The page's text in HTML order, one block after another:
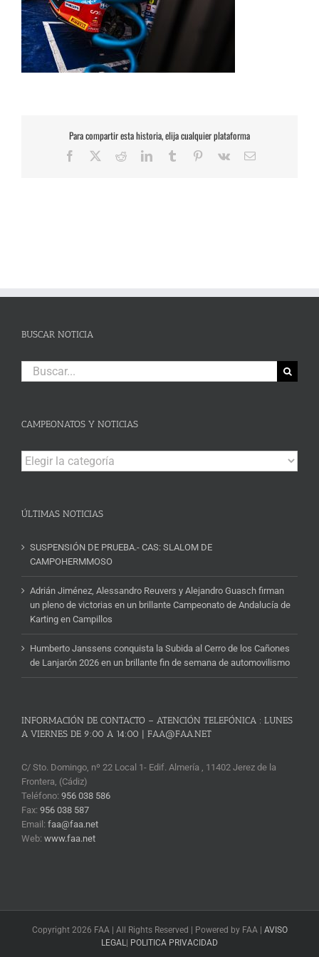
Para compartir esta historia, elija cualquier plataforma
Facebook RedditLinkedInTumblr Pinterest
Vk
Correo
BUSCAR NOTICIA
Buscar:
CAMPEONATOS Y NOTICIAS
Campeonatos
y
ÚLTIMAS NOTICIAS
SUSPENSIÓN DE PRUEBA.- CAS: SLALOM DE
CAMPOHERMMOSO
Adrián Jiménez, Alessandro Reuvers y Alejandro Guasch firman
un pleno de victorias en un brillante Campeonato de Andalucía de
Karting en Campillos
Humberto Janssens conquista la Subida al Cerro de los Cañones
de Lanjarón 2026 en un brillante fin de semana de automovilismo
INFORMACIÓN DE CONTACTO – ATENCIÓN TELEFÓNICA : LUNES
A VIERNES DE 9:00 A 14:00 | FAA@FAA.NET
C/ Sto. Domingo, nº 22 Local 1- Edif. Almería , 11402 Jerez de la
Frontera, (Cádiz)
Teléfono: 956 038 586
Fax: 956 038 587
Email: faa@faa.net
Web: www.faa.net
Copyright 2026 FAA | All Rights Reserved | Powered by FAA | AVISO
LEGAL | POLITICA PRIVACIDAD